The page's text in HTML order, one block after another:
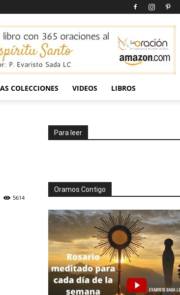
COLECCIONES VIDEOS LIBROS
5614
Para leer
Oramos Contigo